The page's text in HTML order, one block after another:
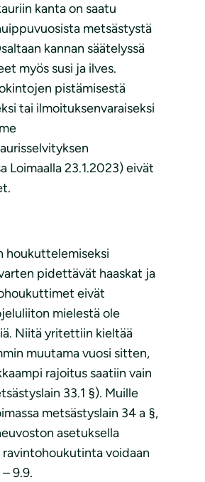
kanta on saatu
metsästystä
kannan säätelyssä
myös susi ja ilves.
pistämisestä
tai ilmoituksenvaraiseksi
Loimaalla 23.1.2023) eivät
houkuttelemiseksi
pidettävät haaskat ja
eivät
mielestä ole
Niitä yritettiin kieltää
muutama vuosi sitten,
rajoitus saatiin vain
33.1 §). Muille
metsästyslain 34 a §,
asetuksella
ravintohoukutinta voidaan
9.9.